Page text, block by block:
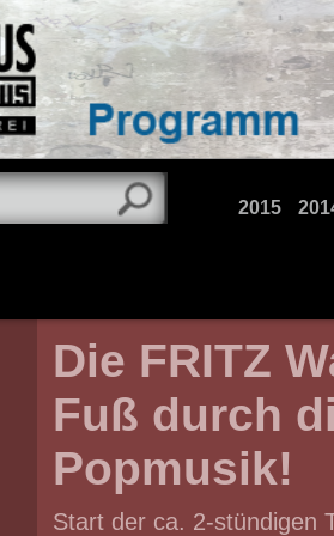
2015
Die FRITZ
Fuß durch
Popmusik!
Start der ca. 2-stündigen